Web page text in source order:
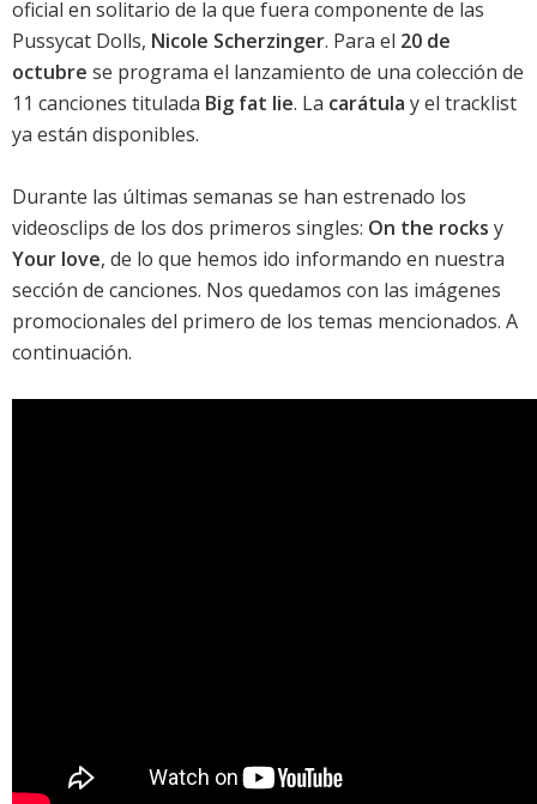
oficial en solitario de la que fuera componente de las
Pussycat Dolls, Nicole Scherzinger. Para el 20 de
octubre se programa el lanzamiento de una colección de
11 canciones titulada Big fat lie. La carátula y el tracklist
ya están disponibles.
Durante las últimas semanas se han estrenado los
videosclips de los dos primeros singles: On the rocks y
Your love, de lo que hemos ido informando en nuestra
sección de canciones. Nos quedamos con las imágenes
promocionales del primero de los temas mencionados. A
continuación.